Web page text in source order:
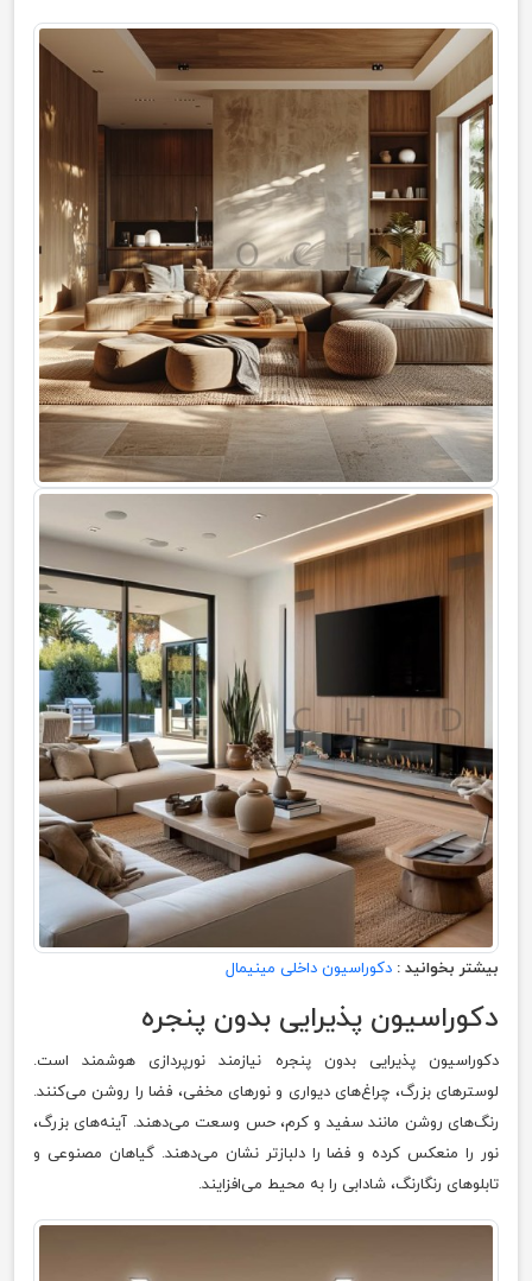
بیشتر بخوانید : دکوراسیون داخلی مینیمال
دکوراسیون پذیرایی بدون پنجره
دکوراسیون پذیرایی بدون پنجره نیازمند نورپردازی هوشمند است.
لوسترهای بزرگ، چراغ‌های دیواری و نورهای مخفی، فضا را روشن می‌کنند.
رنگ‌های روشن مانند سفید و کرم، حس وسعت می‌دهند. آینه‌های بزرگ،
نور را منعکس کرده و فضا را دلبازتر نشان می‌دهند. گیاهان مصنوعی و
تابلوهای رنگارنگ، شادابی را به محیط می‌افزایند.